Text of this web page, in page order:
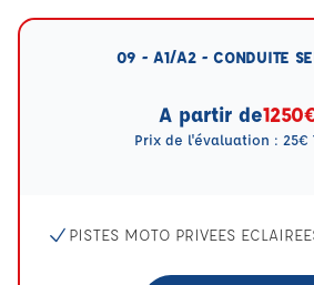
09 - A1/A2 - CONDUITE
A partir de
Prix de l'évaluation : 25€
PISTES MOTO PRIVEES